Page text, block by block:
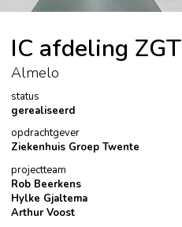
IC afdeling ZGT
Almelo
status
gerealiseerd
opdrachtgever
Ziekenhuis Groep Twente
projectteam
Rob Beerkens
Hylke Gjaltema
Arthur Voost